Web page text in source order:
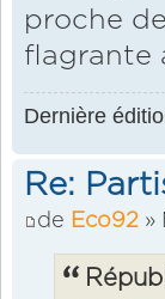
proche
flagrante
Dernière
Re:
de Eco92 »